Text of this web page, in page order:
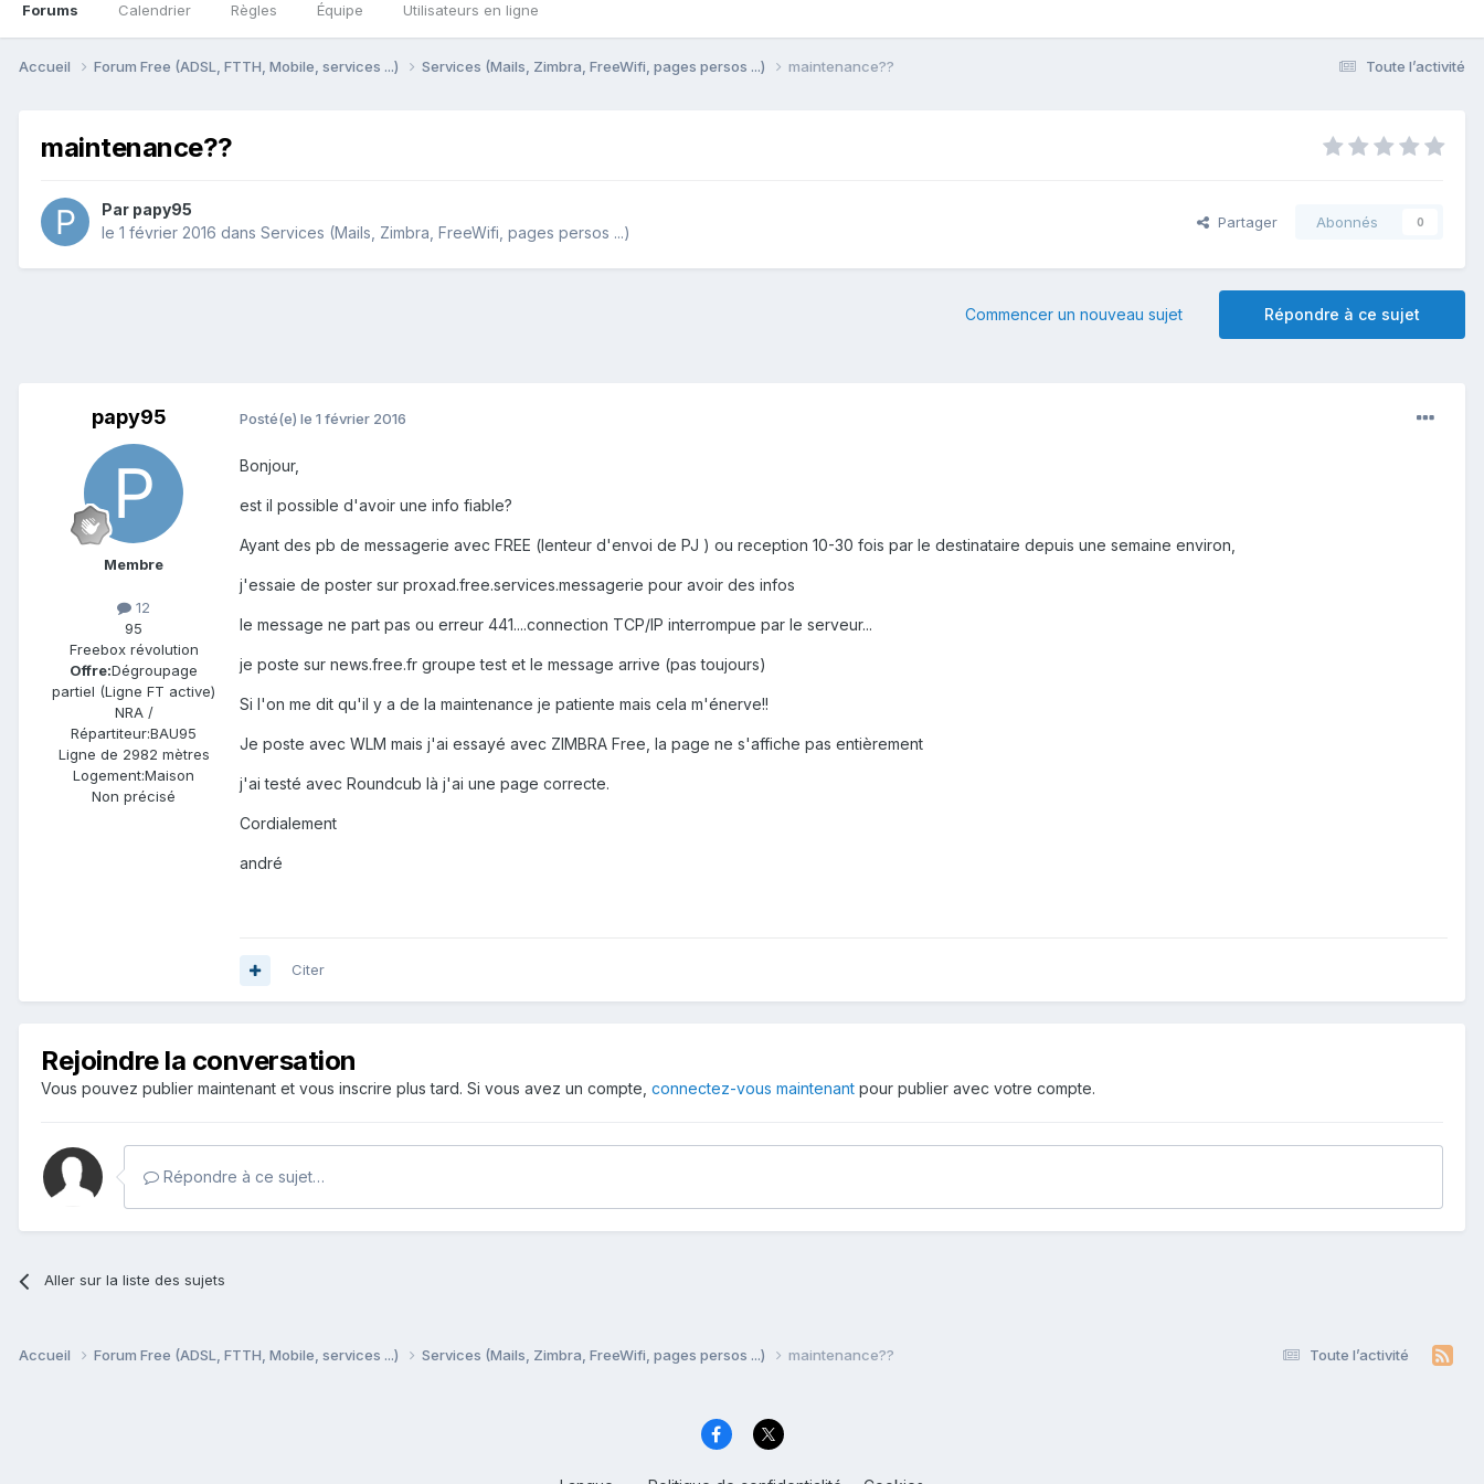
Forums Calendrier Règles Équipe Utilisateurs en ligne
Toute l’activité
Accueil Forum Free (ADSL, FTTH, Mobile, services ...) Services (Mails, Zimbra, FreeWifi, pages persos ...) maintenance??
maintenance??
Par papy95
le 1 février 2016 dans Services (Mails, Zimbra, FreeWifi, pages persos ...)
Partager Abonnés 0
Répondre à ce sujet
Commencer un nouveau sujet
papy95
Membre
12
95
Freebox révolution
Offre:Dégroupage
partiel (Ligne FT active)
NRA /
Répartiteur:BAU95
Ligne de 2982 mètres
Logement:Maison
Non précisé
Posté(e) le 1 février 2016
Bonjour,
est il possible d'avoir une info fiable?
Ayant des pb de messagerie avec FREE (lenteur d'envoi de PJ ) ou reception 10-30 fois par le destinataire depuis une semaine environ,
j'essaie de poster sur proxad.free.services.messagerie pour avoir des infos
le message ne part pas ou erreur 441....connection TCP/IP interrompue par le serveur...
je poste sur news.free.fr groupe test et le message arrive (pas toujours)
Si l'on me dit qu'il y a de la maintenance je patiente mais cela m'énerve!!
Je poste avec WLM mais j'ai essayé avec ZIMBRA Free, la page ne s'affiche pas entièrement
j'ai testé avec Roundcub là j'ai une page correcte.
Cordialement
andré
Citer
Rejoindre la conversation
Vous pouvez publier maintenant et vous inscrire plus tard. Si vous avez un compte, connectez-vous maintenant pour publier avec votre compte.
Répondre à ce sujet…
Aller sur la liste des sujets
Toute l’activité
Accueil Forum Free (ADSL, FTTH, Mobile, services ...) Services (Mails, Zimbra, FreeWifi, pages persos ...) maintenance??